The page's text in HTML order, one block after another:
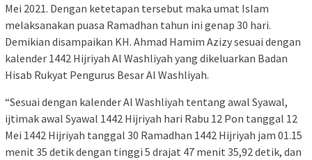
Mei 2021. Dengan ketetapan tersebut maka umat Islam
melaksanakan puasa Ramadhan tahun ini genap 30 hari.
Demikian disampaikan KH. Ahmad Hamim Azizy sesuai dengan
kalender 1442 Hijriyah Al Washliyah yang dikeluarkan Badan
Hisab Rukyat Pengurus Besar Al Washliyah.
“Sesuai dengan kalender Al Washliyah tentang awal Syawal,
ijtimak awal Syawal 1442 Hijriyah hari Rabu 12 Pon tanggal 12
Mei 1442 Hijriyah tanggal 30 Ramadhan 1442 Hijriyah jam 01.15
menit 35 detik dengan tinggi 5 drajat 47 menit 35,92 detik, dan